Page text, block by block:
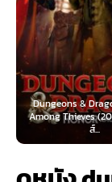
& Dragons: Honor
Thieves (2023) ดันเจียน